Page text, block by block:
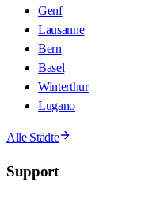
Genf
Lausanne
Bern
Basel
Winterthur
Lugano
Alle Städte
Support